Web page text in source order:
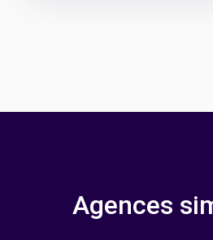
Agences